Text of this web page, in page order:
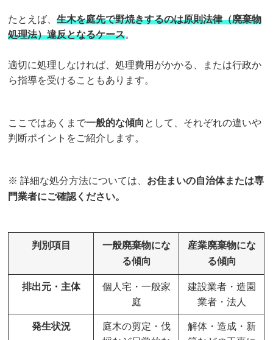
たとえば、生木を庭先で野焼きするのは原則法律（廃棄物
処理法）違反となるケース。
適切に処理しなければ、処理費用がかかる、または行政か
ら指導を受けることもあります。
ここではあくまで一般的な傾向 として、それぞれの違いや
判断ポイントをご紹介します。
※ 詳細な処分方法については、 お住まいの自治体または専
門業者にご確認ください。
判別項目
一般廃棄物にな
る傾向
産業廃棄物にな
る傾向
排出元・主体
個人宅・一般家
庭
建設業者・造園
業者・法人
発生状況
庭木の剪定・伐
解体・造成・新